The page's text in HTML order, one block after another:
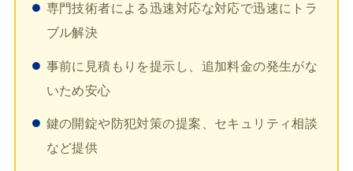
専門技術者による迅速対応な対応で迅速にトラ
ブル解決
事前に見積もりを提示し、追加料金の発生がな
いため安心
鍵の開錠や防犯対策の提案、セキュリティ相談
など提供